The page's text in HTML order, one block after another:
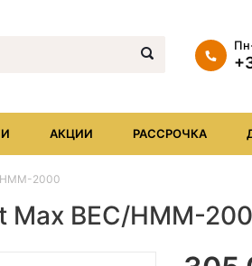
АКЦИИ РАССРОЧКА
HMM-2000
Max BEC/HMM-